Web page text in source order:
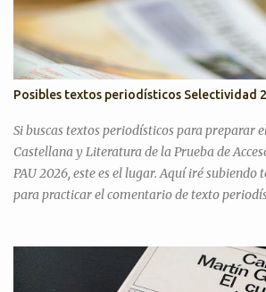
Posibles textos periodísticos Selectividad
Si buscas textos periodísticos para preparar
Castellana y Literatura de la Prueba de
PAU 2026, este es el lugar. Aquí iré subiendo
para practicar el comentario de texto
el discurso argumentativo (pregunta 3 en
2025. Exámenes titulares, suplentes y